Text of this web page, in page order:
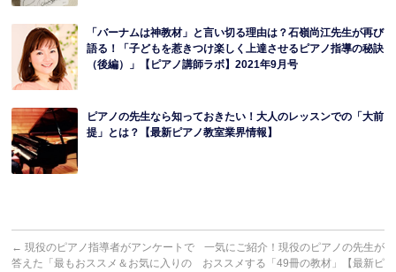
「バーナムは神教材」と言い切る理由は？石嶺尚江先生が再び
語る！「子どもを惹きつけ楽しく上達させるピアノ指導の秘訣
（後編）」【ピアノ講師ラボ】2021年9月号
ピアノの先生なら知っておきたい！大人のレッスンでの「大前
提」とは？【最新ピアノ教室業界情報】
← 現役のピアノ指導者がアンケートで
答えた「最もおススメ＆お気に入りの
一気にご紹介！現役のピアノの先生が
おススメする「49冊の教材」【最新ピ